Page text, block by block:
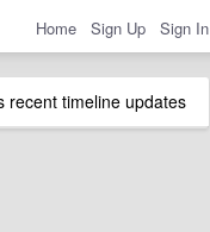
Home Sign Up Sign In
recent timeline updates